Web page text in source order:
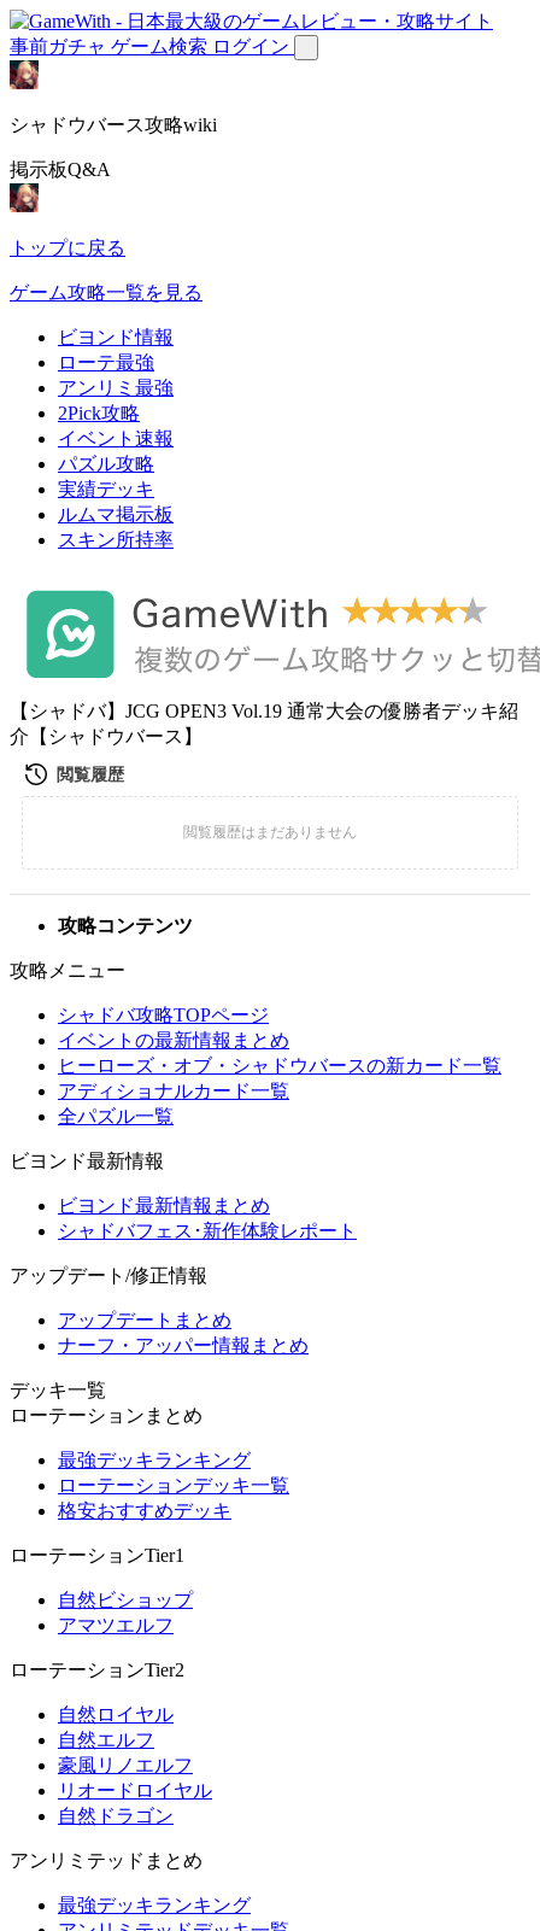
事前ガチャ ゲーム検索 ログイン
シャドウバース攻略wiki
掲示板Q&A
トップに戻る
ゲーム攻略一覧を見る
ビヨンド情報
ローテ最強
アンリミ最強
2Pick攻略
イベント速報
パズル攻略
実績デッキ
ルムマ掲示板
スキン所持率
【シャドバ】JCG OPEN3 Vol.19 通常大会の優勝者デッキ紹
介【シャドウバース】
攻略コンテンツ
攻略メニュー
シャドバ攻略TOPページ
イベントの最新情報まとめ
ヒーローズ・オブ・シャドウバースの新カード一覧
アディショナルカード一覧
全パズル一覧
ビヨンド最新情報
ビヨンド最新情報まとめ
シャドバフェス･新作体験レポート
アップデート/修正情報
アップデートまとめ
ナーフ・アッパー情報まとめ
デッキ一覧
ローテーションまとめ
最強デッキランキング
ローテーションデッキ一覧
格安おすすめデッキ
ローテーションTier1
自然ビショップ
アマツエルフ
ローテーションTier2
自然ロイヤル
自然エルフ
豪風リノエルフ
リオードロイヤル
自然ドラゴン
アンリミテッドまとめ
最強デッキランキング